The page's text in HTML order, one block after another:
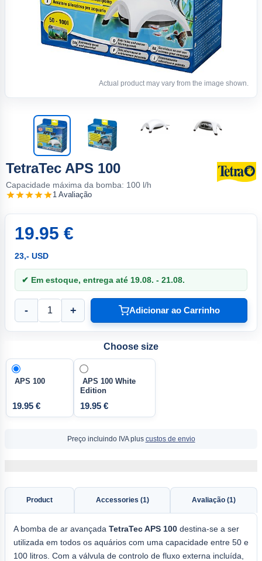
Actual product may vary from the image shown.
TetraTec APS 100
Capacidade máxima da bomba: 100 l/h
1 Avaliação
19.95 €
23,- USD
✔ Em estoque, entrega até 19.08. - 21.08.
- + Adicionar ao Carrinho
Choose size
APS 100
19.95 €
APS 100 White
Edition
19.95 €
Preço incluindo IVA plus custos de envio
Product Accessories (1) Avaliação (1)
A bomba de ar avançada TetraTec APS 100 destina-se a ser
utilizada em todos os aquários com uma capacidade entre 50 e
100 litros. Com a válvula de controlo de fluxo externa incluída,